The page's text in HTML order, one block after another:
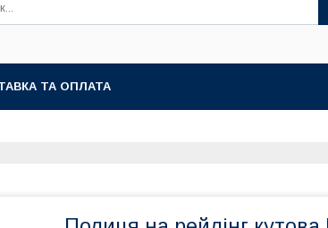
ТА ОПЛАТА